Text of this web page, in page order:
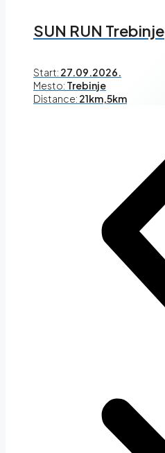
SUN RUN Trebinje
Start: 27.09.2026.
Mesto: Trebinje
Distance: 21km,5km